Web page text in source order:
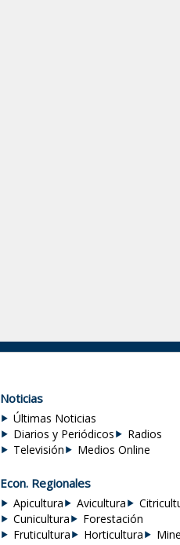
Noticias
Últimas Noticias
Diarios y Periódicos
Radios
Televisión
Medios Online
Econ. Regionales
Apicultura Avicultura
Cunicultura
Forestación
Fruticultura
Horticultura